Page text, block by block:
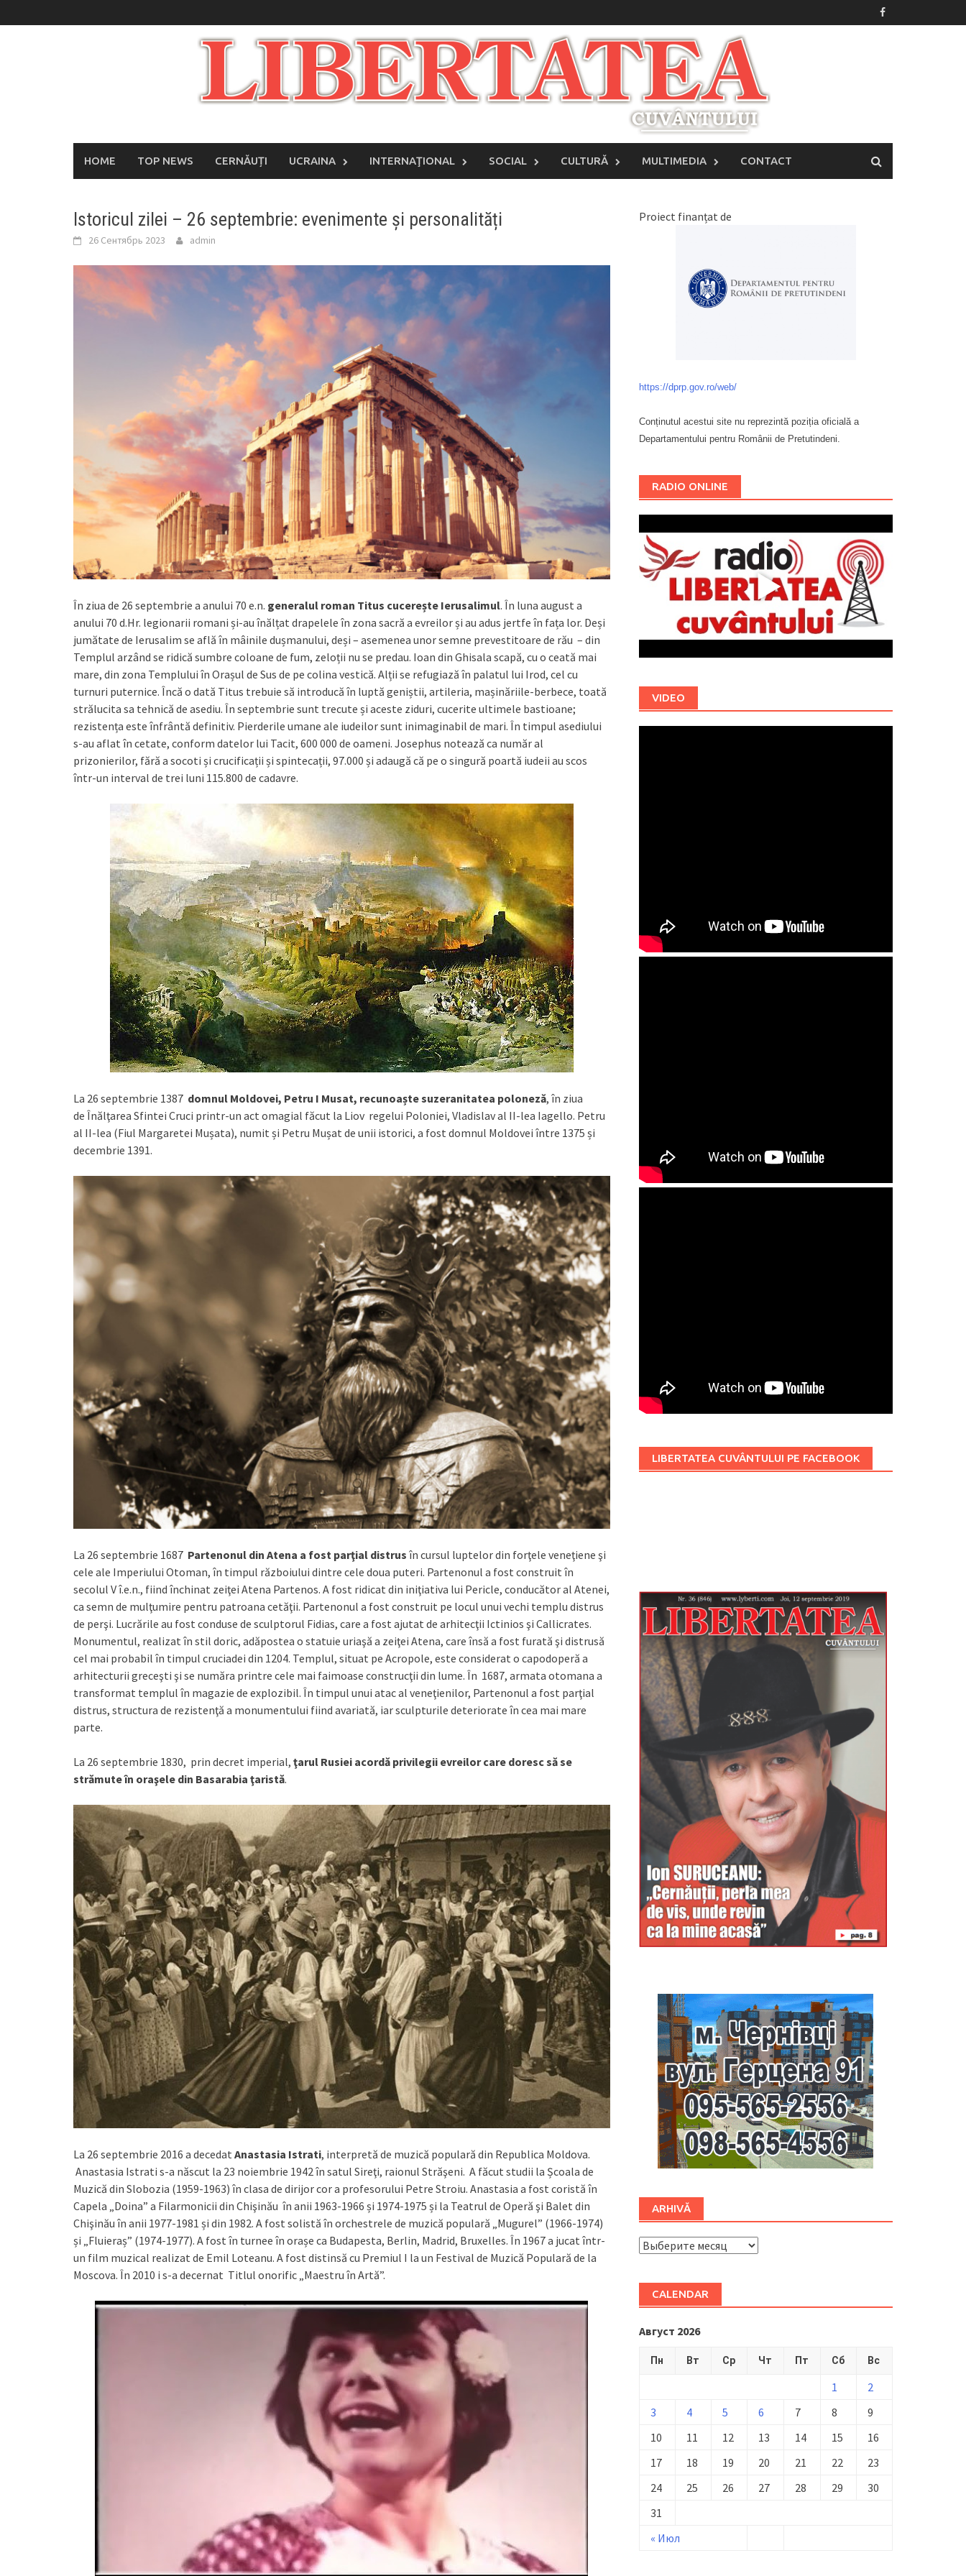
to
HOME TOP NEWS CERNĂUȚI UCRAINA INTERNAŢIONAL SOCIAL CULTURĂ MULTIMEDIA CONTACT
Istoricul zilei – 26 septembrie: evenimente și personalități
26 Сентябрь 2023 admin
În ziua de 26 septembrie a anului 70 e.n. generalul roman Titus cucerește Ierusalimul. În luna august a
anului 70 d.Hr. legionarii romani și-au înălțat drapelele în zona sacră a evreilor și au adus jertfe în fața lor. Deși
jumătate de Ierusalim se află în mâinile dușmanului, deși – asemenea unor semne prevestitoare de rău – din
Templul arzând se ridică sumbre coloane de fum, zeloții nu se predau. Ioan din Ghisala scapă, cu o ceată mai
mare, din zona Templului în Orașul de Sus de pe colina vestică. Alții se refugiază în palatul lui Irod, cel cu
turnuri puternice. Încă o dată Titus trebuie să introducă în luptă geniștii, artileria, mașinăriile-berbece, toată
strălucita sa tehnică de asediu. În septembrie sunt trecute și aceste ziduri, cucerite ultimele bastioane;
rezistența este înfrântă definitiv. Pierderile umane ale iudeilor sunt inimaginabil de mari. În timpul asediului
s-au aflat în cetate, conform datelor lui Tacit, 600 000 de oameni. Josephus notează ca număr al
prizonierilor, fără a socoti și crucificații și spintecații, 97.000 și adaugă că pe o singură poartă iudeii au scos
într-un interval de trei luni 115.800 de cadavre.
La 26 septembrie 1387 domnul Moldovei, Petru I Musat, recunoaște suzeranitatea poloneză, în ziua
de Înălţarea Sfintei Cruci printr-un act omagial făcut la Liov regelui Poloniei, Vladislav al II-lea Iagello. Petru
al II-lea (Fiul Margaretei Mușata), numit și Petru Mușat de unii istorici, a fost domnul Moldovei între 1375 și
decembrie 1391.
La 26 septembrie 1687 Partenonul din Atena a fost parţial distrus în cursul luptelor din forţele veneţiene şi
cele ale Imperiului Otoman, în timpul războiului dintre cele doua puteri. Partenonul a fost construit în
secolul V î.e.n., fiind închinat zeiţei Atena Partenos. A fost ridicat din iniţiativa lui Pericle, conducător al Atenei,
ca semn de mulţumire pentru patroana cetăţii. Partenonul a fost construit pe locul unui vechi templu distrus
de perşi. Lucrările au fost conduse de sculptorul Fidias, care a fost ajutat de arhitecţii Ictinios şi Callicrates.
Monumentul, realizat în stil doric, adăpostea o statuie uriaşă a zeiţei Atena, care însă a fost furată şi distrusă
cel mai probabil în timpul cruciadei din 1204. Templul, situat pe Acropole, este considerat o capodoperă a
arhitecturii greceşti şi se număra printre cele mai faimoase construcţii din lume. În 1687, armata otomana a
transformat templul în magazie de explozibil. În timpul unui atac al veneţienilor, Partenonul a fost parţial
distrus, structura de rezistenţă a monumentului fiind avariată, iar sculpturile deteriorate în cea mai mare
parte.
La 26 septembrie 1830, prin decret imperial, ţarul Rusiei acordă privilegii evreilor care doresc să se
strămute în oraşele din Basarabia ţaristă.
La 26 septembrie 2016 a decedat Anastasia Istrati, interpretă de muzică populară din Republica Moldova.
Anastasia Istrati s-a născut la 23 noiembrie 1942 în satul Sireţi, raionul Străşeni. A făcut studii la Școala de
Muzică din Slobozia (1959-1963) în clasa de dirijor cor a profesorului Petre Stroiu. Anastasia a fost coristă în
Capela „Doina” a Filarmonicii din Chişinău în anii 1963-1966 și 1974-1975 și la Teatrul de Operă şi Balet din
Chişinău în anii 1977-1981 și din 1982. A fost solistă în orchestrele de muzică populară „Mugurel” (1966-1974)
și „Fluieraș” (1974-1977). A fost în turnee în orașe ca Budapesta, Berlin, Madrid, Bruxelles. În 1967 a jucat într-
un film muzical realizat de Emil Loteanu. A fost distinsă cu Premiul I la un Festival de Muzică Populară de la
Moscova. În 2010 i s-a decernat Titlul onorific „Maestru în Artă”.
Proiect finanțat de
https://dprp.gov.ro/web/
Conținutul acestui site nu reprezintă poziția oficială a
Departamentului pentru Românii de Pretutindeni.
RADIO ONLINE
VIDEO
LIBERTATEA CUVÂNTULUI PE FACEBOOK
ARHIVĂ
ARHIVĂ
CALENDAR
Август 2026
Пн Вт Ср Чт Пт Сб Вс
« Июл
1
2
3
4 5 6 7 8
9
10
11 12 13 14 15
16
17
18 19 20 21 22
23
24
25 26 27 28 29
30
31